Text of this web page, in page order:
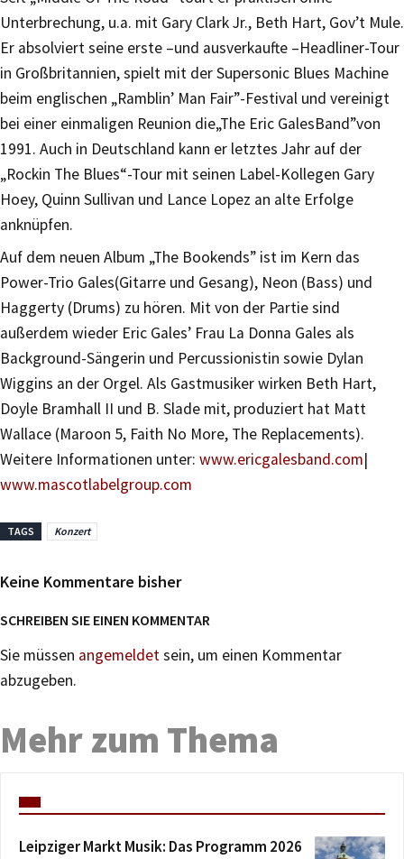
Unterbrechung, u.a. mit Gary Clark Jr., Beth Hart, Gov’t Mule.
Er absolviert seine erste –und ausverkaufte –Headliner-Tour
in Großbritannien, spielt mit der Supersonic Blues Machine
beim englischen „Ramblin’ Man Fair”-Festival und vereinigt
bei einer einmaligen Reunion die„The Eric GalesBand”von
1991. Auch in Deutschland kann er letztes Jahr auf der
„Rockin The Blues“-Tour mit seinen Label-Kollegen Gary
Hoey, Quinn Sullivan und Lance Lopez an alte Erfolge
anknüpfen.
Auf dem neuen Album „The Bookends” ist im Kern das
Power-Trio Gales(Gitarre und Gesang), Neon (Bass) und
Haggerty (Drums) zu hören. Mit von der Partie sind
außerdem wieder Eric Gales’ Frau La Donna Gales als
Background-Sängerin und Percussionistin sowie Dylan
Wiggins an der Orgel. Als Gastmusiker wirken Beth Hart,
Doyle Bramhall II und B. Slade mit, produziert hat Matt
Wallace (Maroon 5, Faith No More, The Replacements).
Weitere Informationen unter: www.ericgalesband.com|
www.mascotlabelgroup.com
TAGS Konzert
Keine Kommentare bisher
SCHREIBEN SIE EINEN KOMMENTAR
Sie müssen angemeldetsein, um einen Kommentar
abzugeben.
Mehr zum Thema
Leipziger Markt Musik: Das Programm 2026